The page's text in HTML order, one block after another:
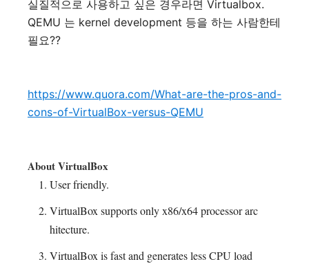
실질적으로 사용하고 싶은 경우라면 Virtualbox.
QEMU 는 kernel development 등을 하는 사람한테
필요??
https://www.quora.com/What-are-the-pros-and-
cons-of-VirtualBox-versus-QEMU
About VirtualBox
User friendly.
VirtualBox supports only x86/x64 processor arc
hitecture.
VirtualBox is fast and generates less CPU load